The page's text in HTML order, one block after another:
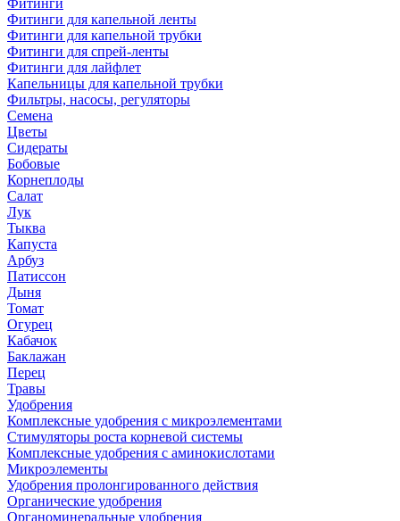
Фитинги
Фитинги для капельной ленты
Фитинги для капельной трубки
Фитинги для спрей-ленты
Фитинги для лайфлет
Капельницы для капельной трубки
Фильтры, насосы, регуляторы
Семена
Цветы
Сидераты
Бобовые
Корнеплоды
Салат
Лук
Тыква
Капуста
Арбуз
Патиссон
Дыня
Томат
Огурец
Кабачок
Баклажан
Перец
Травы
Удобрения
Комплексные удобрения с микроэлементами
Стимуляторы роста корневой системы
Комплексные удобрения с аминокислотами
Микроэлементы
Удобрения пролонгированного действия
Органические удобрения
Органоминеральные удобрения